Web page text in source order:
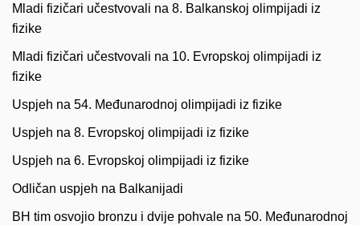
Mladi fizičari učestvovali na 8. Balkanskoj olimpijadi iz
fizike
Mladi fizičari učestvovali na 10. Evropskoj olimpijadi iz
fizike
Uspjeh na 54. Međunarodnoj olimpijadi iz fizike
Uspjeh na 8. Evropskoj olimpijadi iz fizike
Uspjeh na 6. Evropskoj olimpijadi iz fizike
Odličan uspjeh na Balkanijadi
BH tim osvojio bronzu i dvije pohvale na 50. Međunarodnoj